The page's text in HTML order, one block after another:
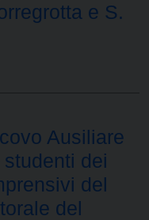
e S.
Ausiliare
dei
del
del